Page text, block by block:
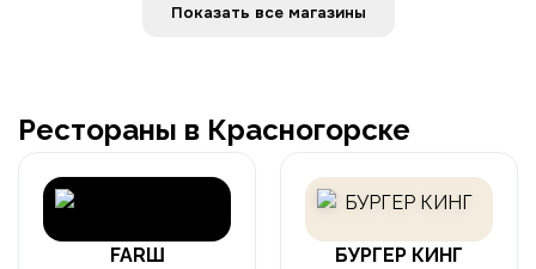
Показать все магазины
Рестораны в Красногорске
FARШ БУРГЕР КИНГ